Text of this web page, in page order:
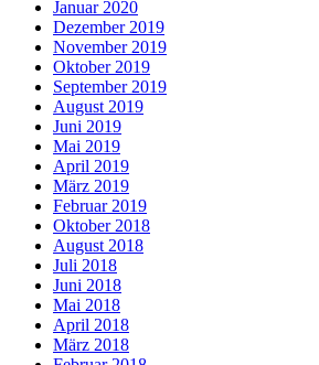
Januar 2020
Dezember 2019
November 2019
Oktober 2019
September 2019
August 2019
Juni 2019
Mai 2019
April 2019
März 2019
Februar 2019
Oktober 2018
August 2018
Juli 2018
Juni 2018
Mai 2018
April 2018
März 2018